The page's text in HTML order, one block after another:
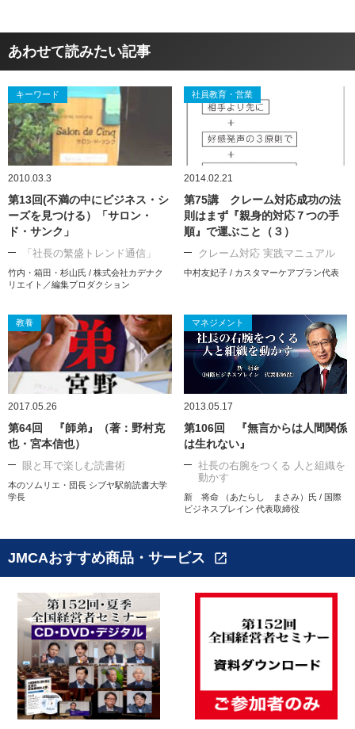
あわせて読みたい記事
キーワード
2010.03.3
第13回(不満の中にビジネス・シ
ーズを見つける）「サロン・
ド・サンク」
「社長の繁盛トレンド通信」
竹内・箱田・杉山氏 / 株式会社カデナク
リエイト／編集プロダクション
社員教育・営業
2014.02.21
第75講 クレーム対応成功の法
則はまず『親身的対応７つの手
順』で運ぶこと（３）
クレーム対応 実践マニュアル
中村友妃子 / カスタマーケアプラン代表
教養
2017.05.26
第64回 『師弟』（著：野村克
也・宮本信也）
眼と耳で楽しむ読書術
本のソムリエ・団長 シブヤ駅前読書大学
学長
マネジメント
2013.05.17
第106回 『無言からは人間関係
は生れない』
社長の右腕をつくる 人と組織を
動かす
新 将命 （あたらし まさみ）氏 / 国際
ビジネスブレイン 代表取締役
JMCAおすすめ商品・サービス open_in_new